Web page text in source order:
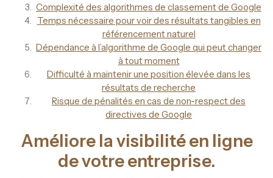
Complexité des algorithmes de classement de Google
Temps nécessaire pour voir des résultats tangibles en
référencement naturel
Dépendance à l’algorithme de Google qui peut changer
à tout moment
Difficulté à maintenir une position élevée dans les
résultats de recherche
Risque de pénalités en cas de non-respect des
directives de Google
Améliore la visibilité en ligne
de votre entreprise.